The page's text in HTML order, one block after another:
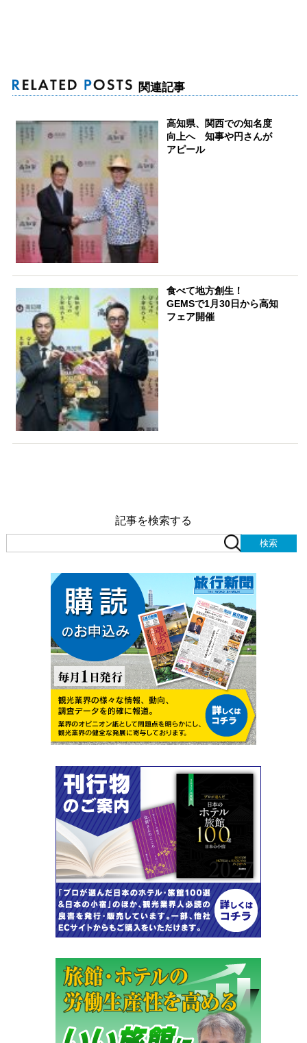
関連記事
高知県、関西での知名度
向上へ 知事や円さんが
アピール
食べて地方創生！
GEMSで1月30日から高知
フェア開催
記事を検索する